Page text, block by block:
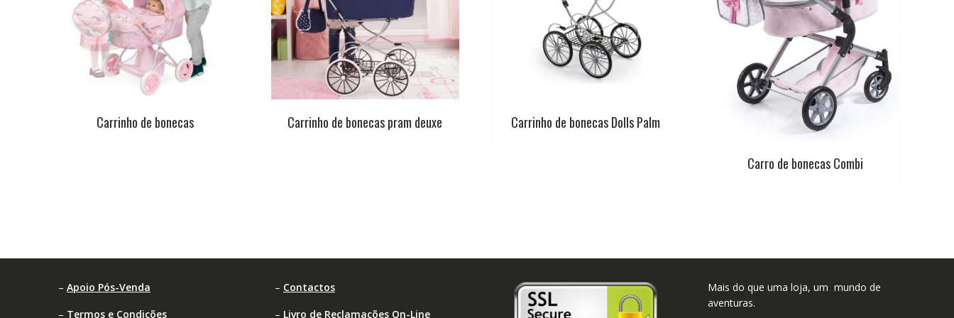
Carrinho de bonecas Carrinho de bonecas pram deuxe Carrinho de bonecas Dolls Palm
Carro de bonecas Combi
– Apoio Pós-Venda
– Termos e Condições
– Contactos
– Livro de Reclamações On-Line
Mais do que uma loja, um mundo de
aventuras.